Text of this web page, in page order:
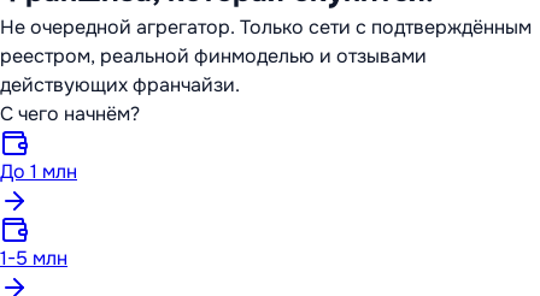
Не очередной агрегатор. Только сети с подтверждённым
реестром, реальной финмоделью и отзывами
действующих франчайзи.
С чего начнём?
До 1 млн
1-5 млн